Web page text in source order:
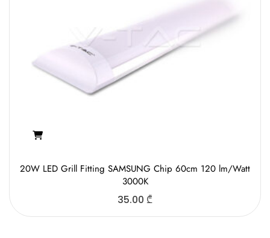
20W LED Grill Fitting SAMSUNG Chip 60cm 120 lm/Watt
3000K
35.00 ₾